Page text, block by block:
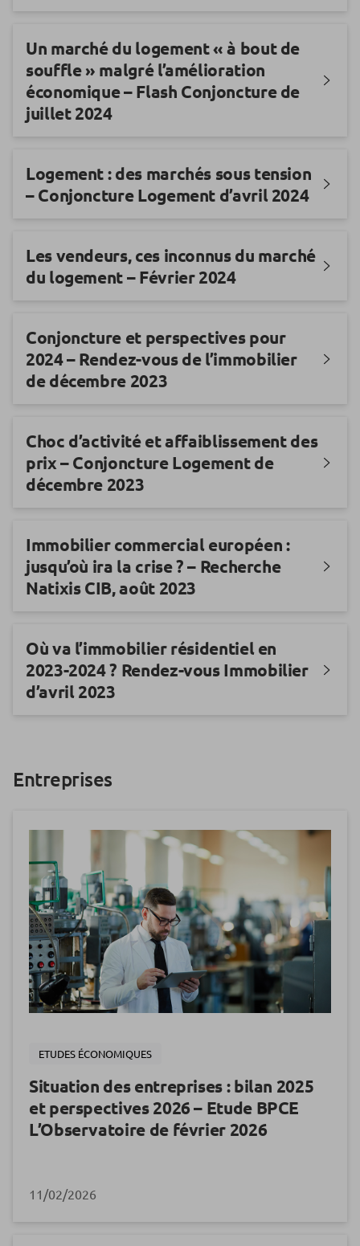
Un marché du logement « à bout de
souffle » malgré l’amélioration
économique – Flash Conjoncture de
juillet 2024
Logement : des marchés sous tension
– Conjoncture Logement d’avril 2024
Les vendeurs, ces inconnus du marché
du logement – Février 2024
Conjoncture et perspectives pour
2024 – Rendez-vous de l’immobilier
de décembre 2023
Choc d’activité et affaiblissement des
prix – Conjoncture Logement de
décembre 2023
Immobilier commercial européen :
jusqu’où ira la crise ? – Recherche
Natixis CIB, août 2023
Où va l’immobilier résidentiel en
2023-2024 ? Rendez-vous Immobilier
d’avril 2023
Entreprises
ETUDES ÉCONOMIQUES
Situation des entreprises : bilan 2025
et perspectives 2026 – Etude BPCE
L’Observatoire de février 2026
11/02/2026